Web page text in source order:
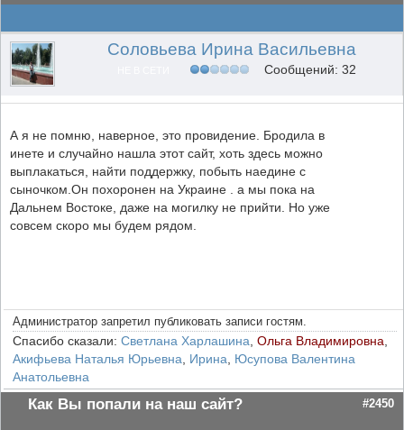
Соловьева Ирина Васильевна
Сообщений: 32
А я не помню, наверное, это провидение. Бродила в
инете и случайно нашла этот сайт, хоть здесь можно
выплакаться, найти поддержку, побыть наедине с
сыночком.Он похоронен на Украине . а мы пока на
Дальнем Востоке, даже на могилку не прийти. Но уже
совсем скоро мы будем рядом.
Администратор запретил публиковать записи гостям.
Спасибо сказали: Светлана Харлашина Ольга Владимировна
Акифьева Наталья Юрьевна
Ирина
Юсупова Валентина
Анатольевна
Как Вы попали на наш сайт? #2450